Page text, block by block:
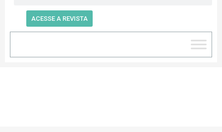
ACESSE A REVISTA